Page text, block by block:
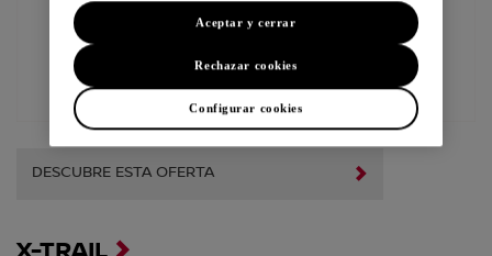
DESCUBRE ESTA OFERTA
Rechazar cookies
Aceptar y cerrar
Configurar cookies